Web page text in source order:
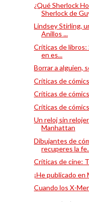
¿Qué Sherlock
Sherlock de
Lindsey Stirling,
Anillos ...
Críticas de libros:
en es...
Borrar a alguien,
Críticas de
Críticas de
Críticas de
Un reloj sin
Manhattan
Dibujantes de
recuperes la
Críticas de cine:
¡He publicado en
Cuando los X-